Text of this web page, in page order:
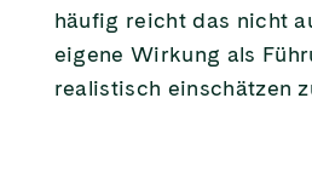
häufig reicht das nicht
eigene Wirkung als
realistisch einschätzen